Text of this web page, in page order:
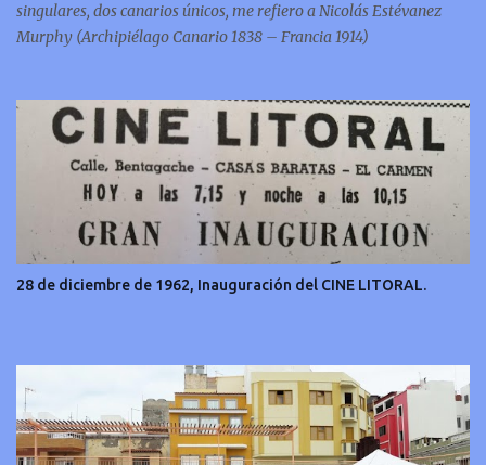
singulares, dos canarios únicos, me refiero a Nicolás Estévanez
Murphy (Archipiélago Canario 1838 – Francia 1914)
28 de diciembre de 1962, Inauguración del CINE LITORAL.